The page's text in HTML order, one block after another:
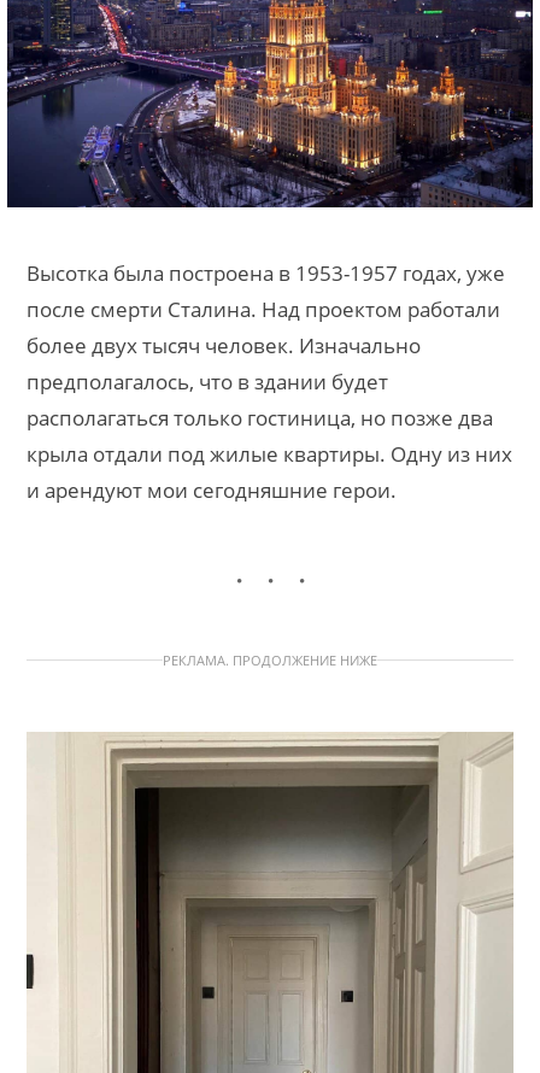
Высотка была построена в 1953-1957 годах, уже
после смерти Сталина. Над проектом работали
более двух тысяч человек. Изначально
предполагалось, что в здании будет
располагаться только гостиница, но позже два
крыла отдали под жилые квартиры. Одну из них
и арендуют мои сегодняшние герои.
РЕКЛАМА. ПРОДОЛЖЕНИЕ НИЖЕ